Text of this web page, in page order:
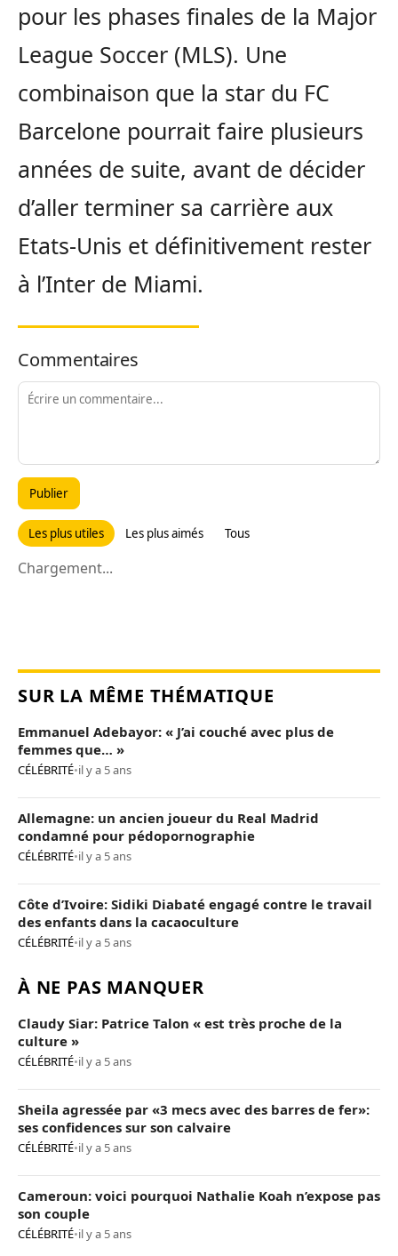
pour les phases finales de la Major
League Soccer (MLS). Une
combinaison que la star du FC
Barcelone pourrait faire plusieurs
années de suite, avant de décider
d’aller terminer sa carrière aux
Etats-Unis et définitivement rester
à l’Inter de Miami.
Commentaires
Publier
Les plus utiles Les plus aimés Tous
Chargement...
SUR LA MÊME THÉMATIQUE
Emmanuel Adebayor: « J’ai couché avec plus de
femmes que… »
CÉLÉBRITÉ•il y a 5 ans
Allemagne: un ancien joueur du Real Madrid
condamné pour pédopornographie
CÉLÉBRITÉ•il y a 5 ans
Côte d’Ivoire: Sidiki Diabaté engagé contre le travail
des enfants dans la cacaoculture
CÉLÉBRITÉ•il y a 5 ans
À NE PAS MANQUER
Claudy Siar: Patrice Talon « est très proche de la
culture »
CÉLÉBRITÉ•il y a 5 ans
Sheila agressée par «3 mecs avec des barres de fer»:
ses confidences sur son calvaire
CÉLÉBRITÉ•il y a 5 ans
Cameroun: voici pourquoi Nathalie Koah n’expose pas
son couple
CÉLÉBRITÉ•il y a 5 ans